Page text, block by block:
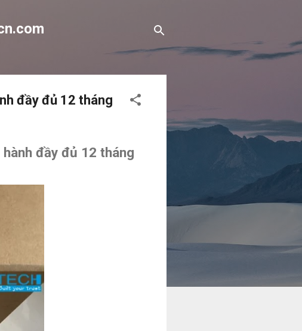
đầy đủ 12 tháng
đầy đủ 12 tháng